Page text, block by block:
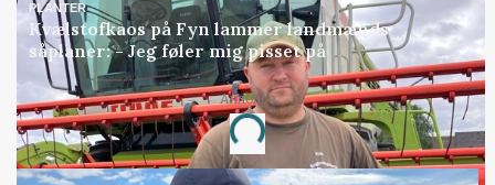
PLANTER
Kvælstofkaos på Fyn lammer landmænds
såplaner: - Jeg føler mig pisset på
Annonce
Loading...